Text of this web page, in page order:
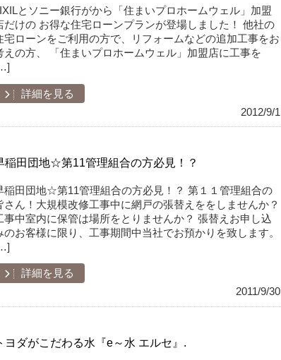
とソニー銀行がから「住まいプロホームウェル」加盟
だけの お得な住宅ローンプランが登場しました！ 他社の
宅ローンをご利用の方で、リフォームなどの追加工事をお
えの方、 「住まいプロホームウェル」加盟店に工事を
詳細を見る
2012/9/1
稲田団地☆第11管理組合の方必見！？
稲田団地☆第11管理組合の方必見！？ 第１１管理組合の
さん！大規模改修工事中に網戸の張替えををしませんか？
事中室内に保管は場所をとりませんか？ 張替えお申し込
のお客様に限り、工事期間中当社でお預かりを致します。
詳細を見る
2011/9/30
ヨダがこだわる水『e～水 エルセ』.